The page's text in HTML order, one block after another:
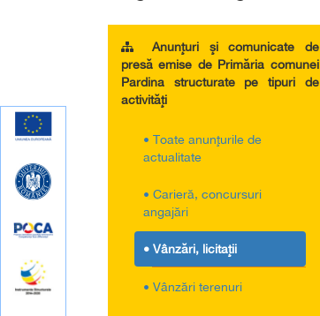
Anunţuri şi comunicate de
presă emise de Primăria comunei
Pardina structurate pe tipuri de
activităţi
• Toate anunţurile de
actualitate
• Carieră, concursuri
angajări
• Vânzări, licitaţii
• Vânzări terenuri